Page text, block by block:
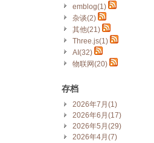
emblog(1)
杂谈(2)
其他(21)
Three.js(1)
AI(32)
物联网(20)
存档
2026年7月(1)
2026年6月(17)
2026年5月(29)
2026年4月(7)